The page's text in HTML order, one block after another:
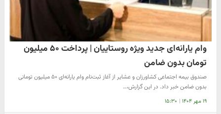
وام یارانه‌ای جدید ویژه روستاییان | پرداخت ۵۰ میلیون
تومان بدون ضامن
صندوق بیمه اجتماعی کشاورزان و عشایر از آغاز ثبت‌نام وام یارانه‌ای ۵۰ میلیون تومانی
بدون ضامن خبر داد. در این گزارش،…
۱۹ مهر ۱۴۰۴ | ۱۵:۳۰